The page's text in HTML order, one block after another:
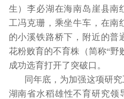
生）李必湖在海南岛崖县南
工冯克珊，乘坐牛车，在南
的小溪铁路桥下，附近的普
花粉败育的不育株（简称“野
成功选育打开了突破口。
同年底，为加强这项研
湖南省水稻雄性不育研究领